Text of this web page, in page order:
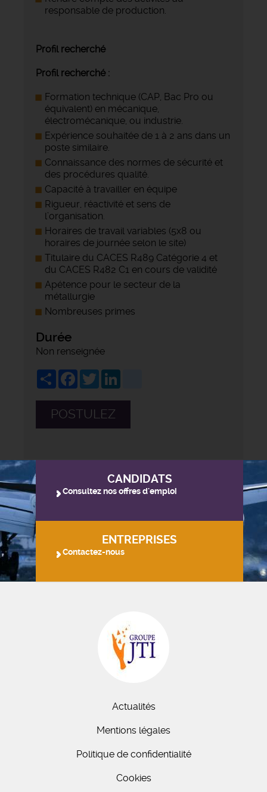
responsable de production.
Profil recherché
Profil recherché :
Formation technique (CAP, Bac Pro ou
équivalent) en mécanique,
électromécanique, ou industrie.
Expérience souhaitée de 1 à 2 ans dans un
poste similaire.
Connaissance des normes de sécurité et
des procédures qualité.
Capacité à travailler en équipe
Rigueur, réactivité et sens de
l’organisation.
Horaires de travail variables (5x8 ou
horaires de journée selon le site)
Titulaire du CACES R489 Catégorie 4 et
du CACES R482 C1 en cours de validité
Apétence pour le secteur de la
métallurgie
Nombreuses primes
Durée
Non renseignée
ShareFacebook
Twitter
POSTULEZ
CANDIDATS
Consultez nos offres d'emploi
ENTREPRISES
Contactez-nous
Actualités
Mentions légales
Politique de confidentialité
Cookies